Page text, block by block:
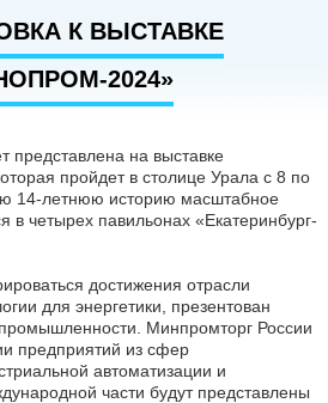
К ВЫСТАВКЕ
2024»
представлена на выставке
пройдет в столице Урала с 8 по
14-летнюю историю масштабное
в четырех павильонах «Екатеринбург-
достижения отрасли
для энергетики, презентован
Минпромторг России
предприятий из сфер
автоматизации и
части будут представлены